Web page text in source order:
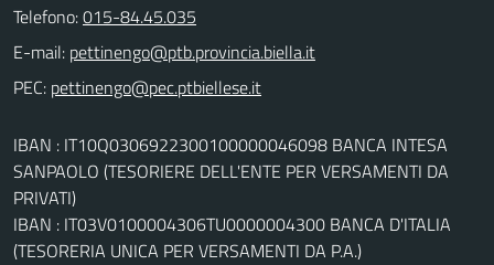
Telefono:015-84.45.035
E-mail:
PEC:
IBAN : IT10Q0306922300100000046098 BANCA INTESA
SANPAOLO (TESORIERE DELL'ENTE PER VERSAMENTI DA
PRIVATI)
IBAN : IT03V0100004306TU0000004300 BANCA D'ITALIA
(TESORERIA UNICA PER VERSAMENTI DA P.A.)